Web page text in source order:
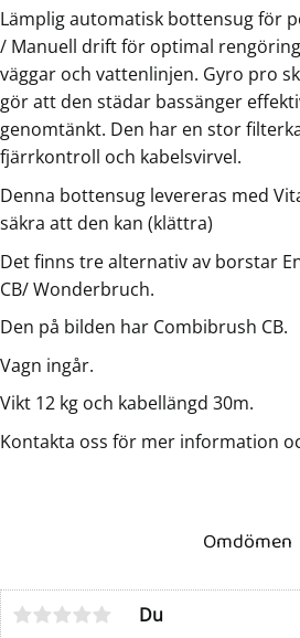
Lämplig automatisk bottensug för
/ Manuell drift för optimal
väggar och vattenlinjen. Gyro pro
gör att den städar bassänger
genomtänkt. Den har en stor
fjärrkontroll och kabelsvirvel.
Denna bottensug levereras med
säkra att den kan (klättra)
Det finns tre alternativ av borstar
CB/ Wonderbruch.
Den på bilden har Combibrush CB.
Vagn ingår.
Vikt 12 kg och kabellängd 30m.
Kontakta oss för mer information
Omdömen
Du